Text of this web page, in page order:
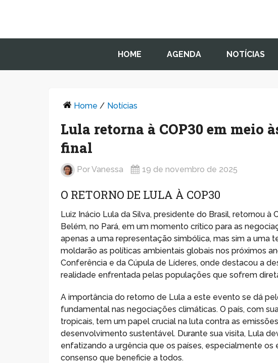
HOME AGENDA NOTÍCIAS
Home / Notícias
Lula retorna à COP30 em meio
final
PorVanessa 19 de novembro de 2025
O RETORNO DE LULA À COP30
Luiz Inácio Lula da Silva, presidente do Brasil, retornou à
Belém, no Pará, em um momento crítico para as
apenas a uma representação simbólica, mas sim a uma
moldarão as políticas ambientais globais nos próximos
Conferência e da Cúpula de Líderes, onde destacou a
realidade enfrentada pelas populações que sofrem
A importância do retorno de Lula a este evento se dá
fundamental nas negociações climáticas. O país, com
tropicais, tem um papel crucial na luta contra as
desenvolvimento sustentável. Durante sua visita, Lula
enfatizando a urgência que os países, especialmente
consenso que beneficie a todos.